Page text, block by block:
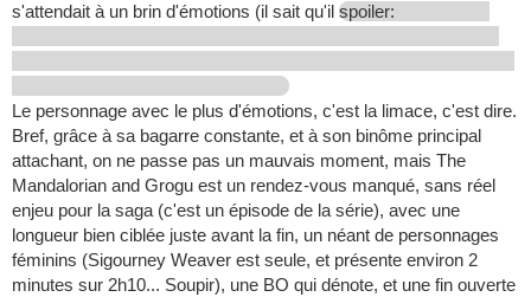
s'attendait à un brin d'émotions (il sait qu'il spoiler:
Le personnage avec le plus d'émotions, c'est la limace, c'est dire.
Bref, grâce à sa bagarre constante, et à son binôme principal
attachant, on ne passe pas un mauvais moment, mais The
Mandalorian and Grogu est un rendez-vous manqué, sans réel
enjeu pour la saga (c'est un épisode de la série), avec une
longueur bien ciblée juste avant la fin, un néant de personnages
féminins (Sigourney Weaver est seule, et présente environ 2
minutes sur 2h10... Soupir), une BO qui dénote, et une fin ouverte